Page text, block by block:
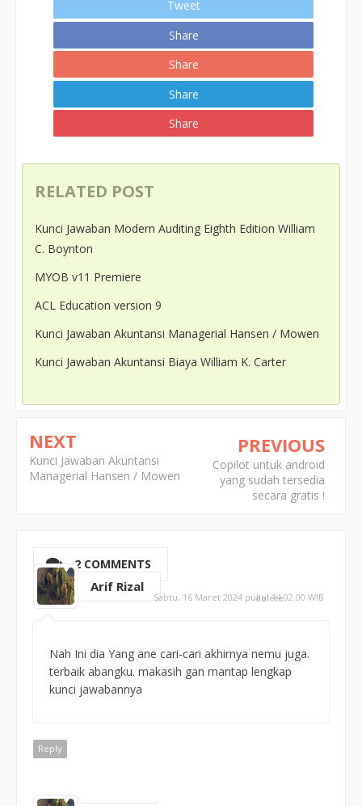
Tweet
Share
Share
Share
Share
RELATED POST
Kunci Jawaban Modern Auditing Eighth Edition William
C. Boynton
MYOB v11 Premiere
ACL Education version 9
Kunci Jawaban Akuntansi Managerial Hansen / Mowen
Kunci Jawaban Akuntansi Biaya William K. Carter
NEXT
Kunci Jawaban Akuntansi
Managerial Hansen / Mowen
PREVIOUS
Copilot untuk android
yang sudah tersedia
secara gratis !
2 COMMENTS
Arif Rizal
Sabtu, 16 Maret 2024 pukul 14.02.00 WIB
delete
Nah Ini dia Yang ane cari-cari akhirnya nemu juga.
terbaik abangku. makasih gan mantap lengkap
kunci jawabannya
Reply